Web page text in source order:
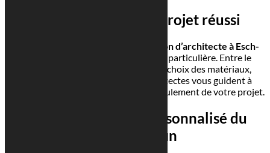
Les étapes clés d’un projet réussi
maison d’architecte à Esch-
demande une attention particulière. Entre le
permis de construire, le budget et le choix des matériaux,
chaque étape est cruciale. Nos architectes vous guident à
chaque phase pour assurer le bon déroulement de votre projet.
Accompagnement personnalisé du
début à la fin